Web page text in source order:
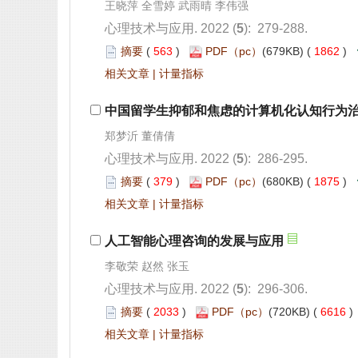
): 279-288.
563 ) 1862 )
|
): 286-295.
379 ) 1875 )
|
): 296-306.
2033 ) 6616
|